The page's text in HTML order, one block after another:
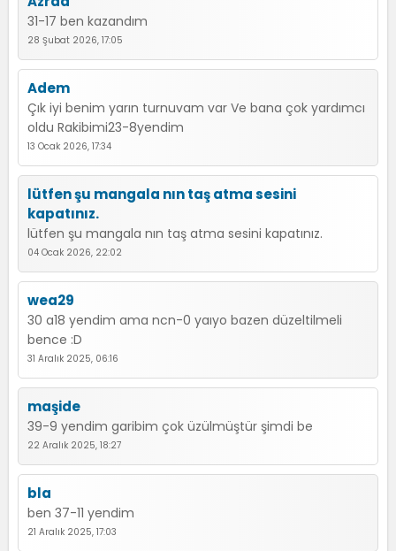
31-17 ben kazandım
28 Şubat 2026, 17:05
Adem
Çık iyi benim yarın turnuvam var Ve bana çok yardımcı
oldu Rakibimi23-8yendim
13 Ocak 2026, 17:34
lütfen şu mangala nın taş atma sesini
kapatınız.
lütfen şu mangala nın taş atma sesini kapatınız.
04 Ocak 2026, 22:02
wea29
30 a18 yendim ama ncn-0 yaıyo bazen düzeltilmeli
bence :D
31 Aralık 2025, 06:16
maşide
39-9 yendim garibim çok üzülmüştür şimdi be
22 Aralık 2025, 18:27
bla
ben 37-11 yendim
21 Aralık 2025, 17:03